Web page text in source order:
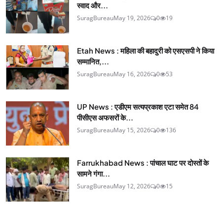
स्वाद और...
SuragBureauMay 19, 2026 0 19
Etah News : महिला की बहादुरी को एसएसपी ने किया
सम्मानित,...
SuragBureauMay 16, 2026 0 53
UP News : एडीएम सत्यप्रकाश एटा समेत 84
पीसीएस अफसरों के...
SuragBureauMay 15, 2026 0 136
Farrukhabad News : पांचाल घाट पर दोस्तों के
सामने गंगा...
SuragBureauMay 12, 2026 0 15